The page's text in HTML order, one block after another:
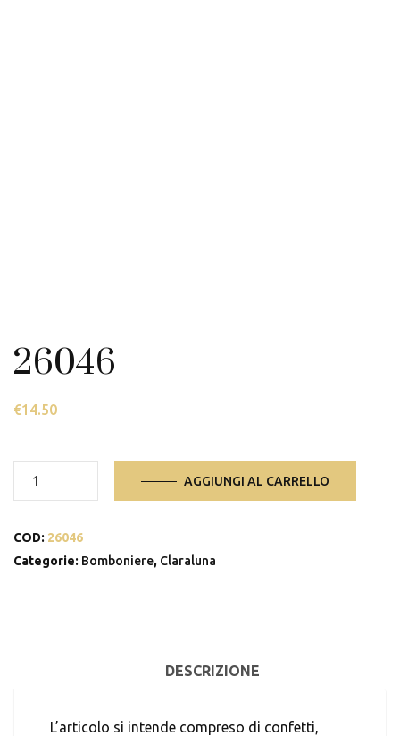
26046
€14.50
26046
AGGIUNGI AL CARRELLO
COD: 26046
Categorie: Bomboniere, Claraluna
DESCRIZIONE
L’articolo si intende compreso di confetti,